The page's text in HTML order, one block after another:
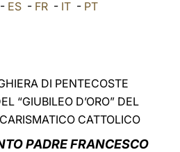
العربيّة - ES - FR - IT - PT
DI PENTECOSTE
“GIUBILEO D’ORO” DEL
CATTOLICO
PADRE FRANCESCO